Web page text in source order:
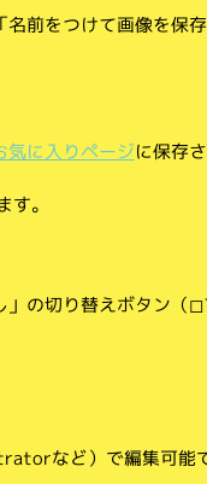
前をつけて画像を保
気に入りページに保存
。
の切り替えボタン（◻︎
など）で編集可能